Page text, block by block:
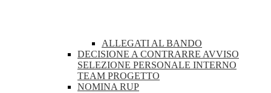
ALLEGATI AL BANDO
DECISIONE A CONTRARRE AVVISO
SELEZIONE PERSONALE INTERNO
TEAM PROGETTO
NOMINA RUP